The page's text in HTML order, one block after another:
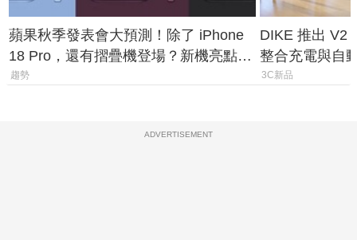
蘋果秋季發表會大預測！除了 iPhone
18 Pro，還有摺疊機登場？新機亮點預
測一次看
趨勢
DIKE 推出 V2
整合充電與自
3C新品
ADVERTISEMENT